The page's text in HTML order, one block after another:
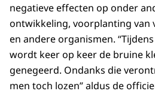
negatieve effecten op onder
ontwikkeling, voorplanting van
en andere organismen.
wordt keer op keer de bruine
genegeerd. Ondanks die
men toch lozen” aldus de